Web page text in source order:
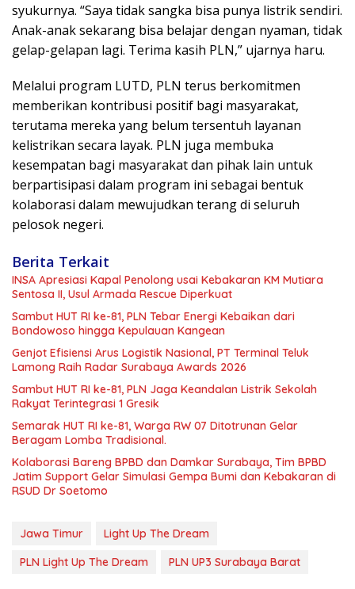
syukurnya. “Saya tidak sangka bisa punya listrik sendiri.
Anak-anak sekarang bisa belajar dengan nyaman, tidak
gelap-gelapan lagi. Terima kasih PLN,” ujarnya haru.
Melalui program LUTD, PLN terus berkomitmen
memberikan kontribusi positif bagi masyarakat,
terutama mereka yang belum tersentuh layanan
kelistrikan secara layak. PLN juga membuka
kesempatan bagi masyarakat dan pihak lain untuk
berpartisipasi dalam program ini sebagai bentuk
kolaborasi dalam mewujudkan terang di seluruh
pelosok negeri.
Berita Terkait
INSA Apresiasi Kapal Penolong usai Kebakaran KM Mutiara
Sentosa II, Usul Armada Rescue Diperkuat
Sambut HUT RI ke-81, PLN Tebar Energi Kebaikan dari
Bondowoso hingga Kepulauan Kangean
Genjot Efisiensi Arus Logistik Nasional, PT Terminal Teluk
Lamong Raih Radar Surabaya Awards 2026
Sambut HUT RI ke-81, PLN Jaga Keandalan Listrik Sekolah
Rakyat Terintegrasi 1 Gresik
Semarak HUT RI ke-81, Warga RW 07 Ditotrunan Gelar
Beragam Lomba Tradisional.
Kolaborasi Bareng BPBD dan Damkar Surabaya, Tim BPBD
Jatim Support Gelar Simulasi Gempa Bumi dan Kebakaran di
RSUD Dr Soetomo
Jawa Timur
Light Up The Dream
PLN Light Up The Dream
PLN UP3 Surabaya Barat